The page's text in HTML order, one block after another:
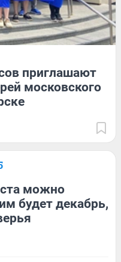
приглашают
московского
можно
будет декабрь,